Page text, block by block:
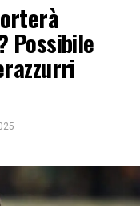
Possibile